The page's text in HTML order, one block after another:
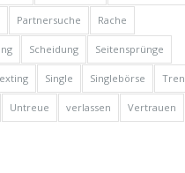
Partnersuche Rache
Scheidung Seitensprünge
Single Singlebörse
Untreue verlassen Vertrauen